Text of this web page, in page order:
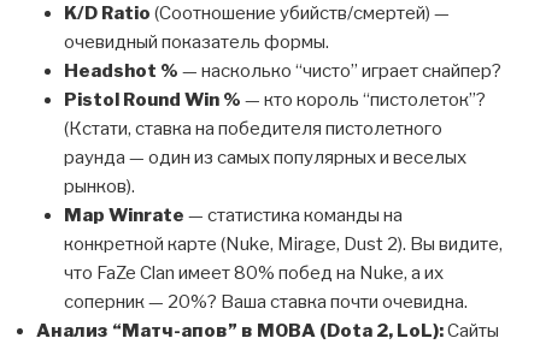
K/D Ratio (Соотношение убийств/смертей) —
очевидный показатель формы.
Headshot % — насколько “чисто” играет снайпер?
Pistol Round Win % — кто король “пистолеток”?
(Кстати, ставка на победителя пистолетного
раунда — один из самых популярных и веселых
рынков).
Map Winrate — статистика команды на
конкретной карте (Nuke, Mirage, Dust 2). Вы видите,
что FaZe Clan имеет 80% побед на Nuke, а их
соперник — 20%? Ваша ставка почти очевидна.
Анализ “Матч-апов” в MOBA (Dota 2, LoL):Сайты